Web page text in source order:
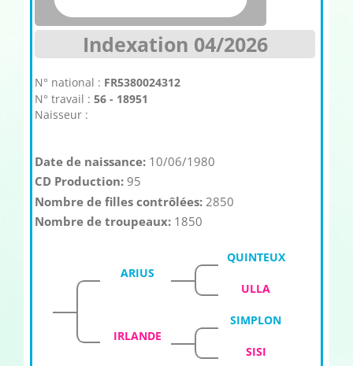
Indexation 04/2026
N° national : FR5380024312
N° travail : 56 - 18951
Naisseur :
Date de naissance: 10/06/1980
CD Production:95
Nombre de filles contrôlées:2850
Nombre de troupeaux: 1850
ARIUS
QUINTEUX
ULLA
IRLANDE
SIMPLON
SISI